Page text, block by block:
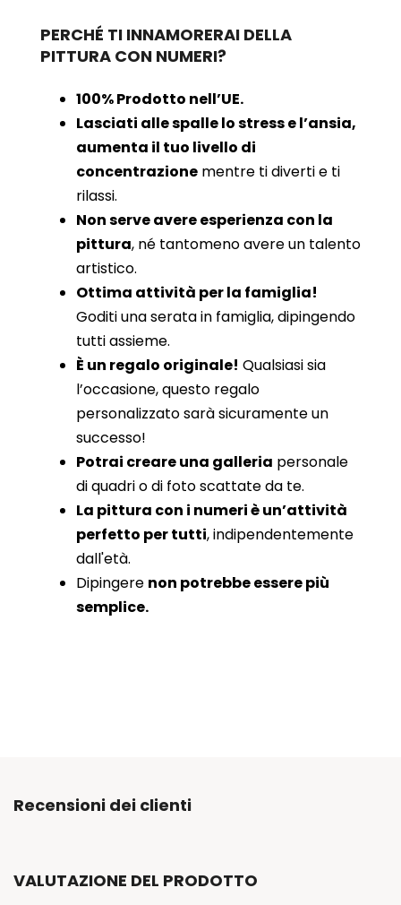
PERCHÉ TI INNAMORERAI DELLA
PITTURA CON NUMERI?
100% Prodotto nell’UE.
Lasciati alle spalle lo stress e l’ansia,
aumenta il tuo livello di
concentrazione mentre ti diverti e ti
rilassi.
Non serve avere esperienza con la
pittura, né tantomeno avere un talento
artistico.
Ottima attività per la famiglia!
Goditi una serata in famiglia, dipingendo
tutti assieme.
È un regalo originale! Qualsiasi sia
l’occasione, questo regalo
personalizzato sarà sicuramente un
successo!
Potrai creare una galleria personale
di quadri o di foto scattate da te.
La pittura con i numeri è un’attività
perfetto per tutti, indipendentemente
dall'età.
Dipingere non potrebbe essere più
semplice.
Recensioni dei clienti
VALUTAZIONE DEL PRODOTTO